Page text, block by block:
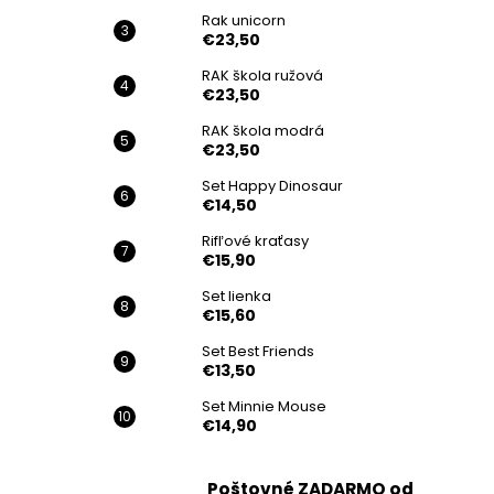
Rak unicorn
€23,50
RAK škola ružová
€23,50
RAK škola modrá
€23,50
Set Happy Dinosaur
€14,50
Rifľové kraťasy
€15,90
Set lienka
€15,60
Set Best Friends
€13,50
Set Minnie Mouse
€14,90
Poštovné ZADARMO od